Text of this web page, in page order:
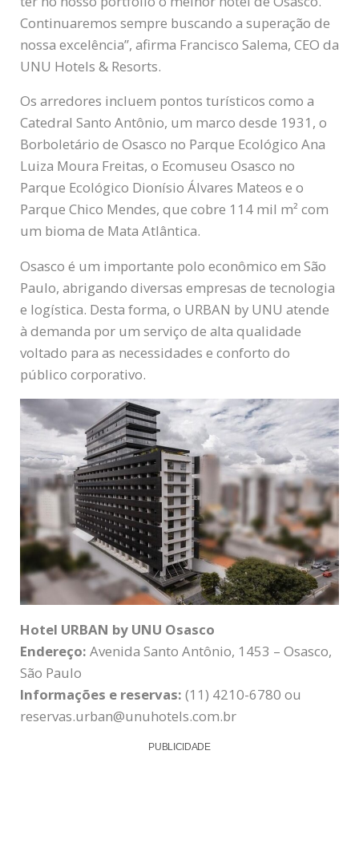
Continuaremos sempre buscando a superação de
nossa excelência”, afirma Francisco Salema, CEO da
UNU Hotels & Resorts.
Os arredores incluem pontos turísticos como a
Catedral Santo Antônio, um marco desde 1931, o
Borboletário de Osasco no Parque Ecológico Ana
Luiza Moura Freitas, o Ecomuseu Osasco no
Parque Ecológico Dionísio Álvares Mateos e o
Parque Chico Mendes, que cobre 114 mil m² com
um bioma de Mata Atlântica.
Osasco é um importante polo econômico em São
Paulo, abrigando diversas empresas de tecnologia
e logística. Desta forma, o URBAN by UNU atende
à demanda por um serviço de alta qualidade
voltado para as necessidades e conforto do
público corporativo.
Hotel URBAN by UNU Osasco
Endereço: Avenida Santo Antônio, 1453 – Osasco,
São Paulo
Informações e reservas: (11) 4210-6780 ou
reservas.urban@unuhotels.com.br
PUBLICIDADE